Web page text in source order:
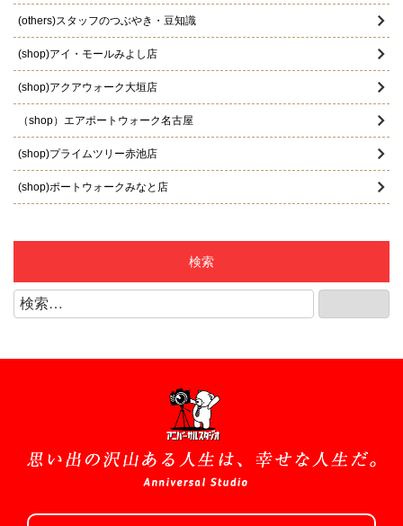
2025年8月
2025年7月
2025年6月
2025年5月
2025年4月
2025年3月
2025年2月
2025年1月
2024年11月
(others)スタッフのつぶやき・豆知識
(shop)アイ・モールみよし店
(shop)アクアウォーク大垣店
（shop）エアポートウォーク名古屋
(shop)プライムツリー赤池店
(shop)ポートウォークみなと店
(shop)江南店
(shop)知立店
(shop)長久手店
お宮参り/百日祝い
検索
検
索: